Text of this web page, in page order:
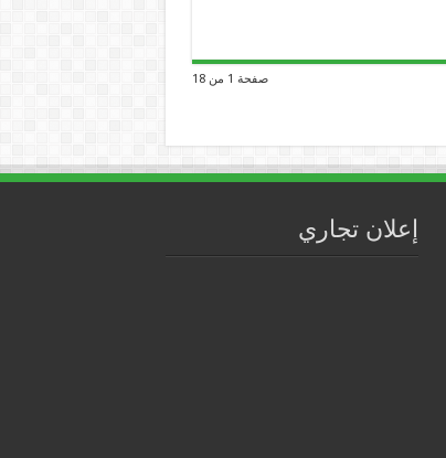
صفحة 1 من 18
إعلان تجاري